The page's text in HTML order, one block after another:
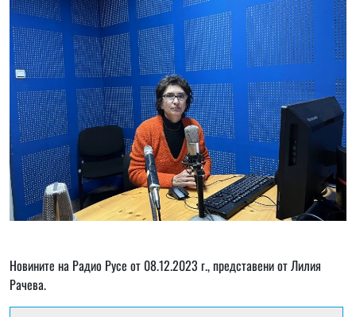
Новините на Радио Русе от 08.12.2023 г., представени от Лилия
Рачева.